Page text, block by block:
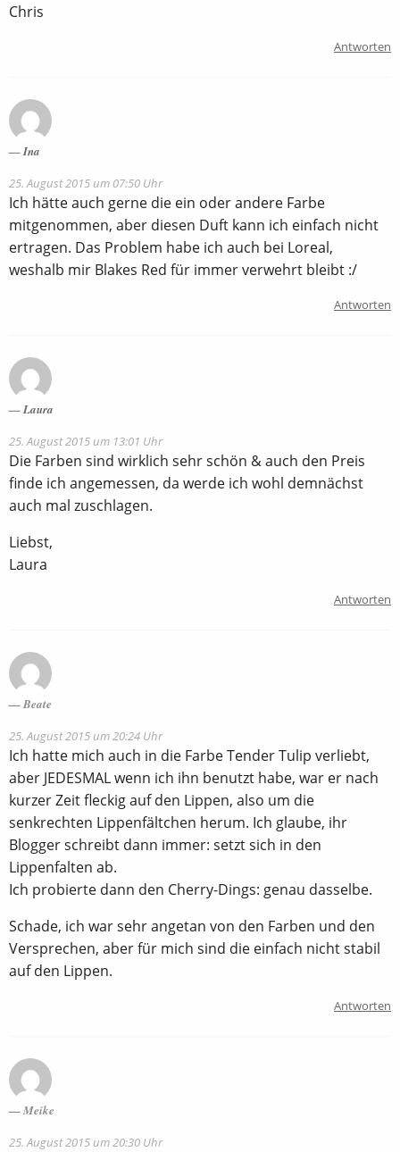
Chris
Antworten
Ina
25. August 2015 um 07:50 Uhr
Ich hätte auch gerne die ein oder andere Farbe
mitgenommen, aber diesen Duft kann ich einfach nicht
ertragen. Das Problem habe ich auch bei Loreal,
weshalb mir Blakes Red für immer verwehrt bleibt :/
Antworten
Laura
25. August 2015 um 13:01 Uhr
Die Farben sind wirklich sehr schön & auch den Preis
finde ich angemessen, da werde ich wohl demnächst
auch mal zuschlagen.
Liebst,
Laura
Antworten
Beate
25. August 2015 um 20:24 Uhr
Ich hatte mich auch in die Farbe Tender Tulip verliebt,
aber JEDESMAL wenn ich ihn benutzt habe, war er nach
kurzer Zeit fleckig auf den Lippen, also um die
senkrechten Lippenfältchen herum. Ich glaube, ihr
Blogger schreibt dann immer: setzt sich in den
Lippenfalten ab.
Ich probierte dann den Cherry-Dings: genau dasselbe.
Schade, ich war sehr angetan von den Farben und den
Versprechen, aber für mich sind die einfach nicht stabil
auf den Lippen.
Antworten
Meike
25. August 2015 um 20:30 Uhr